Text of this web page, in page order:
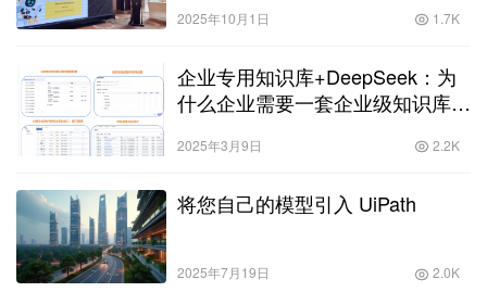
2025年10月1日 1.7K
企业专用知识库+DeepSeek：为
什么企业需要一套企业级知识库系
2025年3月9日 2.2K
将您自己的模型引入 UiPath
2025年7月19日 2.0K